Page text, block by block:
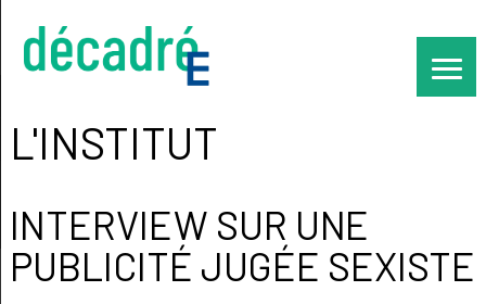
Skip
to
L'INSTITUT
INTERVIEW SUR UNE
PUBLICITÉ JUGÉE SEXISTE